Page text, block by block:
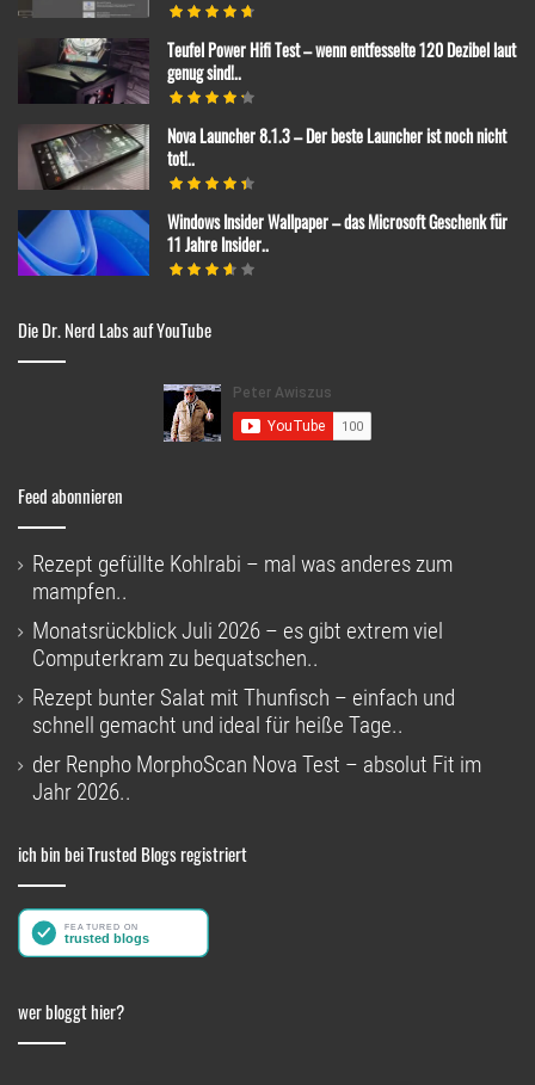
Teufel Power Hifi Test – wenn entfesselte 120 Dezibel laut
genug sind!..
Nova Launcher 8.1.3 – Der beste Launcher ist noch nicht
tot!..
Windows Insider Wallpaper – das Microsoft Geschenk für
11 Jahre Insider..
Die Dr. Nerd Labs auf YouTube
Feed abonnieren
Rezept gefüllte Kohlrabi – mal was anderes zum
mampfen..
Monatsrückblick Juli 2026 – es gibt extrem viel
Computerkram zu bequatschen..
Rezept bunter Salat mit Thunfisch – einfach und
schnell gemacht und ideal für heiße Tage..
der Renpho MorphoScan Nova Test – absolut Fit im
Jahr 2026..
ich bin bei Trusted Blogs registriert
wer bloggt hier?